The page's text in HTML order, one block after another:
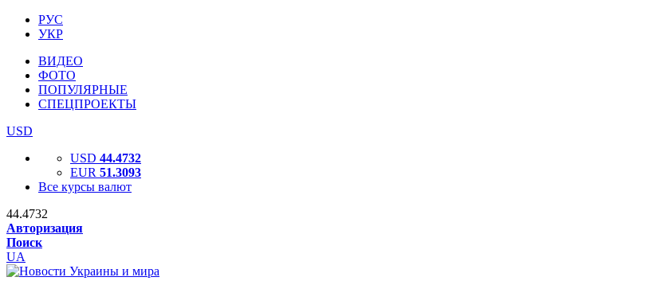
РУС
УКР
ВИДЕО
ФОТО
ПОПУЛЯРНЫЕ
СПЕЦПРОЕКТЫ
USD
USD 44.4732
EUR 51.3093
Все курсы валют
44.4732
Авторизация
Поиск
UA